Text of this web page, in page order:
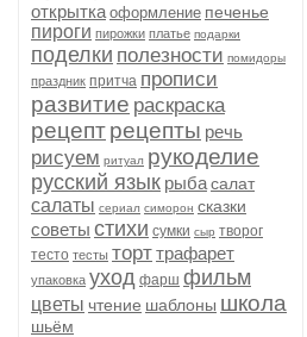
открытка оформление печенье
пироги пирожки платье подарки
поделки полезности помидоры
праздник притча прописи
развитие раскраска
рецептрецепты речь
рисуем ритуал рукоделие
русский язык рыбасалат
салаты сериал симорон сказки
советы стихи сумки сыр творог
тесто тесты торттрафарет
упаковка уход фарш фильм
цветы чтение шаблоны школа
шьём